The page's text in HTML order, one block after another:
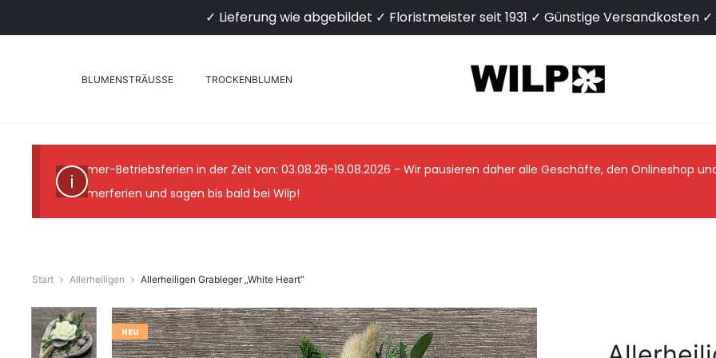
✓ Lieferung wie abgebildet ✓ Floristmeister seit 1931 ✓ Günstige Versandkosten
BLUMENSTRÄUSSE TROCKENBLUMEN
Sommer-Betriebsferien in der Zeit von: 03.08.26-19.08.2026 - Wir pausieren daher alle Geschäfte, den Onlineshop
Sommerferien und sagen bis bald bei Wilp!
Start Allerheiligen Allerheiligen Grableger „White Heart“
NEU